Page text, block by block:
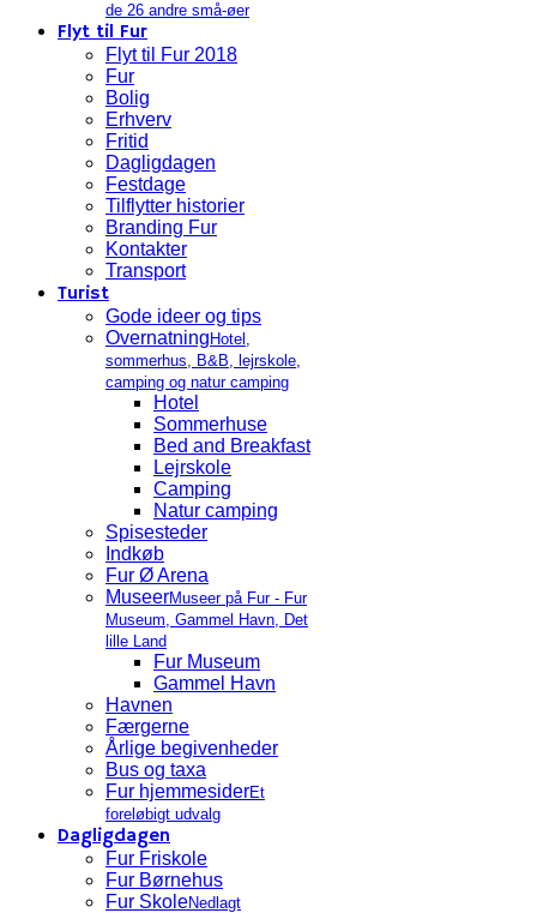
de 26 andre små-øer
Flyt til Fur
Flyt til Fur 2018
Fur
Bolig
Erhverv
Fritid
Dagligdagen
Festdage
Tilflytter historier
Branding Fur
Kontakter
Transport
Turist
Gode ideer og tips
Overnatning Hotel,
sommerhus, B&B, lejrskole,
camping og natur camping
Hotel
Sommerhuse
Bed and Breakfast
Lejrskole
Camping
Natur camping
Spisesteder
Indkøb
Fur Ø Arena
MuseerMuseer på Fur - Fur
Museum, Gammel Havn, Det
lille Land
Fur Museum
Gammel Havn
Havnen
Færgerne
Årlige begivenheder
Bus og taxa
Fur hjemmesiderEt
foreløbigt udvalg
Dagligdagen
Fur Friskole
Fur Børnehus
Fur SkoleNedlagt